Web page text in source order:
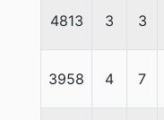
4813 3 3
3958 4 7